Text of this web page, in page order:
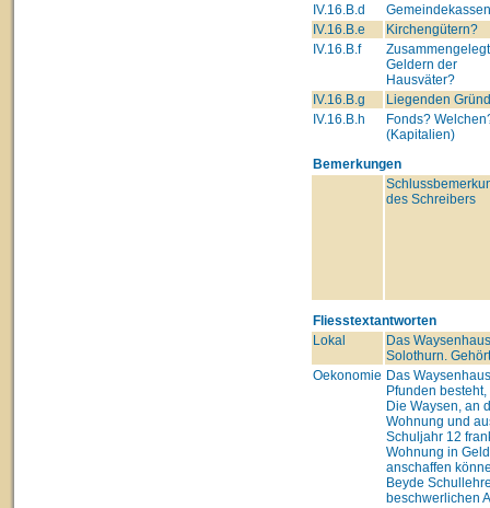
IV.16.B.d
IV.16.B.e
Kirchengütern?
IV.16.B.f
Geldern der
Hausväter?
IV.16.B.g
Liegenden
IV.16.B.h
Fonds?
(Kapitalien)
Bemerkungen
des Schreibers
Fliesstextantworten
Lokal
Das
Solothurn.
Oekonomie Das
Pfunden
Die Waysen, an
Wohnung und
Schuljahr 12
Wohnung in
anschaffen
Beyde
beschwerlichen